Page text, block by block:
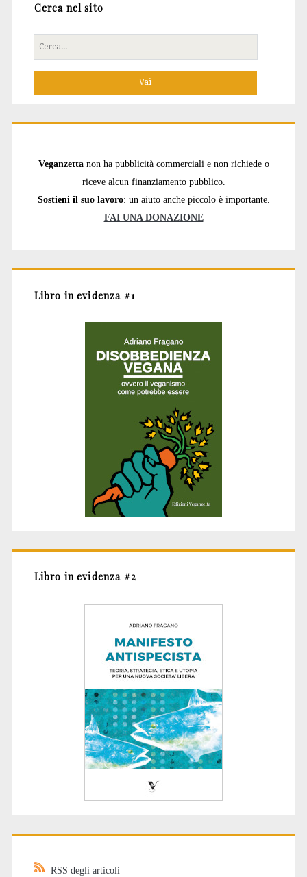
Cerca nel sito
Cerca
per:
Veganzetta non ha pubblicità commerciali e non richiede o
riceve alcun finanziamento pubblico.
Sostieni il suo lavoro: un aiuto anche piccolo è importante.
FAI UNA DONAZIONE
Libro in evidenza #1
Libro in evidenza #2
RSS degli articoli